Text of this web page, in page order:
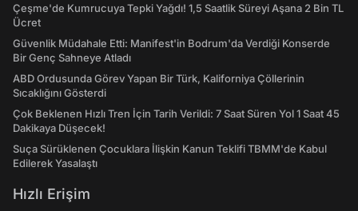
Çeşme'de Kumrucuya Tepki Yağdı! 1,5 Saatlik Süreyi Aşana 2 Bin TL
Ücret
Güvenlik Müdahale Etti: Manifest'in Bodrum'da Verdiği Konserde
Bir Genç Sahneye Atladı
ABD Ordusunda Görev Yapan Bir Türk, Kaliforniya Çöllerinin
Sıcaklığını Gösterdi
Çok Beklenen Hızlı Tren İçin Tarih Verildi: 7 Saat Süren Yol 1 Saat 45
Dakikaya Düşecek!
Suça Sürüklenen Çocuklara İlişkin Kanun Teklifi TBMM'de Kabul
Edilerek Yasalaştı
Hızlı Erişim